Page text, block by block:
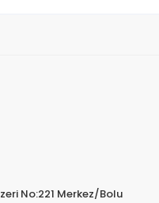
No:221 Merkez/Bolu